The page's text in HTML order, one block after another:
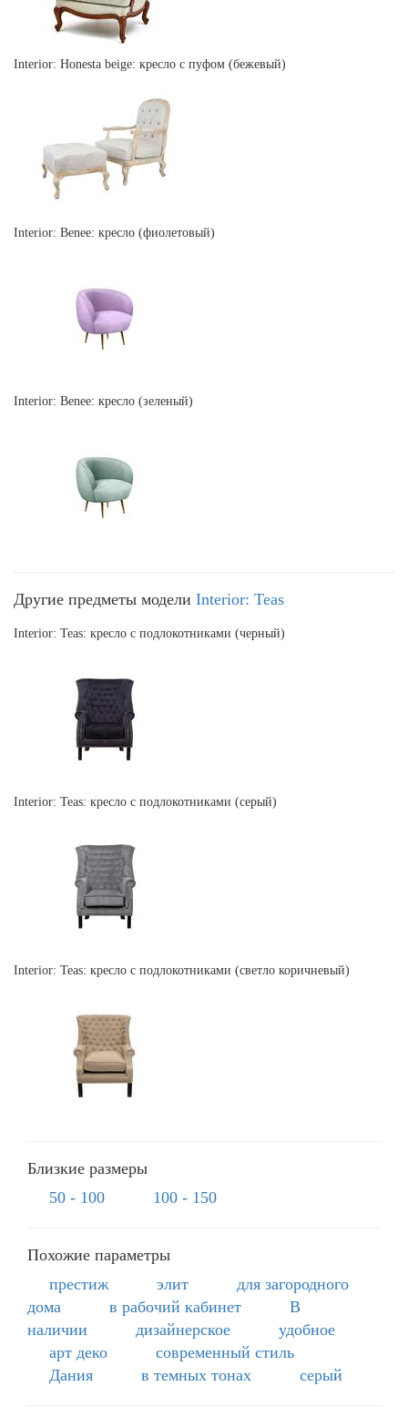
Interior: Honesta beige: кресло с пуфом (бежевый)
Interior: Benee: кресло (фиолетовый)
Interior: Benee: кресло (зеленый)
Другие предметы модели Interior: Teas
Interior: Teas: кресло с подлокотниками (черный)
Interior: Teas: кресло с подлокотниками (серый)
Interior: Teas: кресло с подлокотниками (светло коричневый)
Близкие размеры
50 - 100
100 - 150
Похожие параметры
престиж
элит
для загородного
дома
в рабочий кабинет
В
наличии
дизайнерское
удобное
арт деко
современный стиль
Дания
в темных тонах серый